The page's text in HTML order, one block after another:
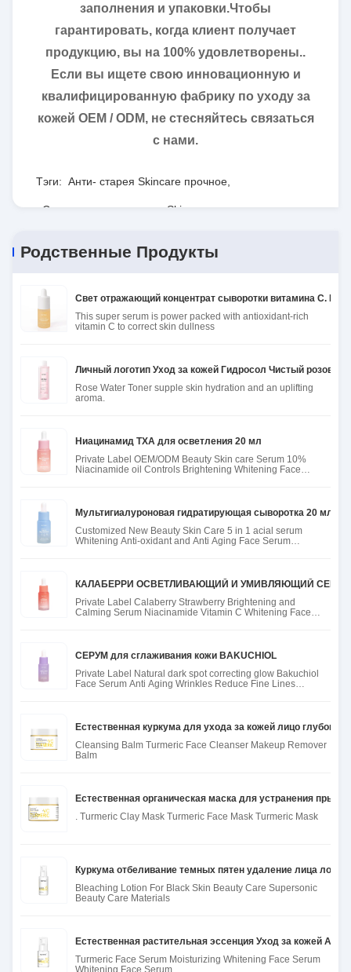
заполнения и упаковки.Чтобы
гарантировать, когда клиент получает
продукцию, вы на 100% удовлетворены..
Если вы ищете свою инновационную и
квалифицированную фабрику по уходу за
кожей OEM / ODM, не стесняйтесь связаться
с нами.
Тэги: Анти- старея Skincare прочное
Сияя анти- вызревание Skincare,
Родственные Продукты
Свет отражающий концентрат сыворотки витамина С.
This super serum is power packed with antioxidant-rich
vitamin C to correct skin dullness
Личный логотип Уход за кожей Гидросол Чистый розовый
Rose Water Toner supple skin hydration and an uplifting
aroma.
Ниацинамид TXA для осветления 20 мл
Private Label OEM/ODM Beauty Skin care Serum 10%
Niacinamide oil Controls Brightening Whitening Face
Мультигиалуроновая гидратирующая сыворотка 20 мл
Customized New Beauty Skin Care 5 in 1 acial serum
Whitening Anti-oxidant and Anti Aging Face Serum
КАЛАБЕРРИ ОСВЕТЛИВАЮЩИЙ И УМИВЛЯЮЩИЙ СЕРУМ
Private Label Calaberry Strawberry Brightening and
Calming Serum Niacinamide Vitamin C Whitening Face
СЕРУМ для сглаживания кожи BAKUCHIOL
Private Label Natural dark spot correcting glow Bakuchiol
Face Serum Anti Aging Wrinkles Reduce Fine Lines
Естественная куркума для ухода за кожей лицо
Cleansing Balm Turmeric Face Cleanser Makeup Remover
Balm
Естественная органическая маска для устранения
. Turmeric Clay Mask Turmeric Face Mask Turmeric Mask
Куркума отбеливание темных пятен удаление лица
Bleaching Lotion For Black Skin Beauty Care Supersonic
Beauty Care Materials
Естественная растительная эссенция Уход за кожей
Turmeric Face Serum Moisturizing Whitening Face Serum
Whitening Face Serum